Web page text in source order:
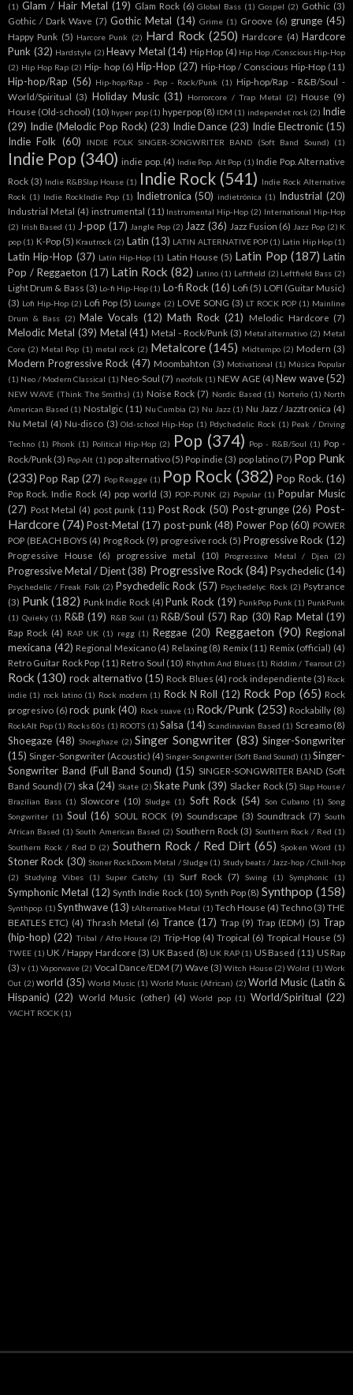
(1) Glam / Hair Metal (19) Glam Rock (6) Global Bass (1) Gospel (2) Gothic (3)
Gothic / Dark Wave (7) Gothic Metal (14) Grime (1) Groove (6) grunge (45)
Happy Punk (5) Harcore Punk (2) Hard Rock (250) Hardcore (4) Hardcore
Punk (32) Hardstyle (2) Heavy Metal (14) Hip Hop (4) Hip Hop /Conscious Hip-Hop
(2) Hip Hop Rap (2) Hip- hop (6) Hip-Hop (27) Hip-Hop / Conscious Hip-Hop (11)
Hip-hop/Rap (56) Hip-hop/Rap - Pop - Rock/Punk (1) Hip-hop/Rap - R&B/Soul -
World/Spiritual (3) Holiday Music (31) Horrorcore / Trap Metal (2) House (9)
House (Old-school) (10) hyper pop (1) hyperpop (8) IDM (1) independet rock (2) Indie
(29) Indie (Melodic Pop Rock) (23) Indie Dance (23) Indie Electronic (15)
Indie Folk (60) INDIE FOLK SINGER-SONGWRITER BAND (Soft Band Sound) (1)
Indie Pop (340) indie pop. (4) Indie Pop. Alt Pop (1) Indie Pop. Alternative
Rock (3) Indie R&BSlap House (1) Indie Rock (541) Indie Rock Alternative
Rock (1) Indie RockIndie Pop (1) Indietronica (50) indietrónica (1) Industrial (20)
Industrial Metal (4) instrumental (11) Instrumental Hip-Hop (2) International Hip-Hop
(2) Irish Based (1) J-pop (17) Jangle Pop (2) Jazz (36) Jazz Fusion (6) Jazz Pop (2) K
pop (1) K-Pop (5) Krautrock (2) Latin (13) LATIN ALTERNATIVE POP (1) Latin Hip Hop (1)
Latin Hip-Hop (37) Latín Hip-Hop (1) Latin House (5) Latin Pop (187) Latin
Pop / Reggaeton (17) Latin Rock (82) Latino (1) Leftfield (2) Leftfield Bass (2)
Light Drum & Bass (3) Lo-fi Hip-Hop (1) Lo-fi Rock (16) Lofi (5) LOFI (Guitar Music)
(3) Lofi Hip-Hop (2) Lofi Pop (5) Lounge (2) LOVE SONG (3) LT ROCK POP (1) Mainline
Drum & Bass (2) Male Vocals (12) Math Rock (21) Melodic Hardcore (7)
Melodic Metal (39) Metal (41) Metal - Rock/Punk (3) Metal alternativo (2) Metal
Core (2) Metal Pop (1) metal rock (2) Metalcore (145) Midtempo (2) Modern (3)
Modern Progressive Rock (47) Moombahton (3) Motivational (1) Música Popular
(1) Neo / Modern Classical (1) Neo-Soul (7) neofolk (1) NEW AGE (4) New wave (52)
NEW WAVE (Think The Smiths) (1) Noise Rock (7) Nordic Based (1) Norteño (1) North
American Based (1) Nostalgic (11) Nu Cumbia (2) Nu Jazz (1) Nu Jazz / Jazztronica (4)
Nu Metal (4) Nu-disco (3) Old-school Hip-Hop (1) Pdychedelic Rock (1) Peak / Driving
Techno (1) Phonk (1) Political Hip-Hop (2) Pop (374) Pop - R&B/Soul (1) Pop -
Rock/Punk (3) Pop Alt (1) pop alternativo (5) Pop indie (3) pop latino (7) Pop Punk
(233) Pop Rap (27) Pop Reagge (1) Pop Rock (382) Pop Rock. (16)
Pop Rock. Indie Rock (4) pop world (3) POP-PUNK (2) Popular (1) Popular Music
(27) Post Metal (4) post punk (11) Post Rock (50) Post-grunge (26) Post-
Hardcore (74) Post-Metal (17) post-punk (48) Power Pop (60) POWER
POP (BEACH BOYS (4) Prog Rock (9) progresive rock (5) Progressive Rock (12)
Progressive House (6) progressive metal (10) Progressive Metal / Djen (2)
Progressive Metal / Djent (38) Progressive Rock (84) Psychedelic(14)
Psychedelic / Freak Folk (2) Psychedelic Rock (57) Psychedelyc Rock (2) Psytrance
(3) Punk (182) Punk Indie Rock (4) Punk Rock (19) PunkPop Punk (1) PunkPunk
(1) Quieky (1) R&B (19) R&B Soul (1) R&B/Soul (57) Rap (30) Rap Metal (19)
Rap Rock (4) RAP UK (1) regg (1) Reggae (20) Reggaeton (90) Regional
mexicana (42) Regional Mexicano (4) Relaxing (8) Remix (11) Remix (official) (4)
Retro Guitar Rock Pop (11) Retro Soul (10) Rhythm And Blues (1) Riddim / Tearout (2)
Rock (130) rock alternativo (15) Rock Blues (4) rock independiente (3) Rock
indie (1) rock latino (1) Rock modern (1) Rock N Roll (12) Rock Pop (65) Rock
progresivo (6) rock punk (40) Rock suave (1) Rock/Punk (253) Rockabilly (8)
RockAlt Pop (1) Rocks 80s (1) ROOTS (1) Salsa (14) Scandinavian Based (1) Screamo (8)
Shoegaze (48) Shoeghaze (2) Singer Songwriter (83) Singer-Songwriter
(15) Singer-Songwriter (Acoustic) (4) Singer-Songwriter (Soft Band Sound) (1) Singer-
Songwriter Band (Full Band Sound) (15) SINGER-SONGWRITER BAND (Soft
Band Sound) (7) ska (24) Skate (2) Skate Punk (39) Slacker Rock (5) Slap House /
Brazilian Bass (1) Slowcore (10) Sludge (1) Soft Rock (54) Son Cubano (1) Song
Songwriter (1) Soul (16) SOUL ROCK (9) Soundscape (3) Soundtrack (7) South
African Based (1) South American Based (2) Southern Rock (3) Southern Rock / Red (1)
Southern Rock / Red D (2) Southern Rock / Red Dirt (65) Spoken Word (1)
Stoner Rock (30) Stoner RockDoom Metal / Sludge (1) Study beats / Jazz-hop / Chill-hop
(2)
Studying Vibes (1) Super Catchy (1) Surf Rock (7) Swing (1) Symphonic (1)
Symphonic Metal (12) Synth Indie Rock (10) Synth Pop (8) Synthpop (158)
Synthpop. (1) Synthwave (13) tAlternative Metal (1) Tech House (4) Techno (3) THE
BEATLES ETC) (4) Thrash Metal (6) Trance (17) Trap (9) Trap (EDM) (5) Trap
(hip-hop) (22) Tribal / Afro House (2) Trip-Hop (4) Tropical (6) Tropical House (5)
TWEE (1) UK / Happy Hardcore (3) UK Based (8) UK RAP (1) US Based (11) US Rap
(3) v (1) Vaporwave (2) Vocal Dance/EDM (7) Wave (3) Witch House (2) Wolrd (1) Work
Out (2) world (35) World Music (1) World Music (African) (2) World Music (Latin &
Hispanic) (22) World Music (other) (4) World pop (1) World/Spiritual (22)
YACHT ROCK (1)